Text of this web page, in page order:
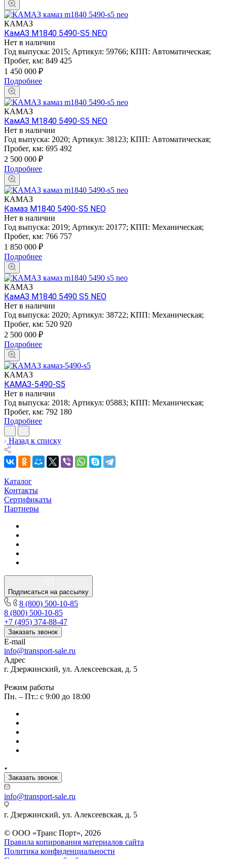
КАМАЗ
КамАЗ M1840 5490-S5 NEO
Нет в наличии
Год выпуска: 2015; Артикул: 59766; КПП: Автоматическая;
Пробег, км: 849 425
1 450 000 ₽
Подробнее
КАМАЗ
КамАЗ M1840 5490-S5 NEO
Нет в наличии
Год выпуска: 2020; Артикул: 38123; КПП: Автоматическая;
Пробег, км: 695 492
2 500 000 ₽
Подробнее
КАМАЗ
Камаз M1840 5490-S5 NEO
Нет в наличии
Год выпуска: 2019; Артикул: 20177; КПП: Механическая;
Пробег, км: 766 757
1 850 000 ₽
Подробнее
КАМАЗ
КамАЗ M1840 5490 S5 NEO
Нет в наличии
Год выпуска: 2020; Артикул: 38722; КПП: Механическая;
Пробег, км: 520 920
2 500 000 ₽
Подробнее
КАМАЗ
КАМАЗ-5490-S5
Нет в наличии
Год выпуска: 2018; Артикул: 05883; КПП: Механическая;
Пробег, км: 792 180
Подробнее
Назад к списку
Каталог
Контакты
Сертификаты
Партнеры
Подписаться на рассылку
8 (800) 500-10-85
8 (800) 500-10-85
+7 (495) 374-88-47
Заказать звонок
E-mail
info@transport-sale.ru
Адрес
г. Дзержинский, ул. Алексеевская, д. 5
Режим работы
Пн. – Пт.: с 9:00 до 18:00
Заказать звонок
info@transport-sale.ru
г. Дзержинский, ул. Алексеевская, д. 5
© ООО «Транс Порт», 2026
Правила копирования материалов сайта
Политика конфиденциальности